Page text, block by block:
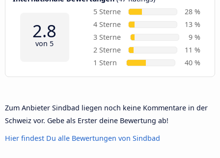
2.8
von 5
5 Sterne
28 %
4 Sterne
13 %
3 Sterne
9 %
2 Sterne
11 %
1 Stern
40 %
Zum Anbieter Sindbad liegen noch keine Kommentare in der
Schweiz vor. Gebe als Erster deine Bewertung ab!
Hier findest Du alle Bewertungen von Sindbad